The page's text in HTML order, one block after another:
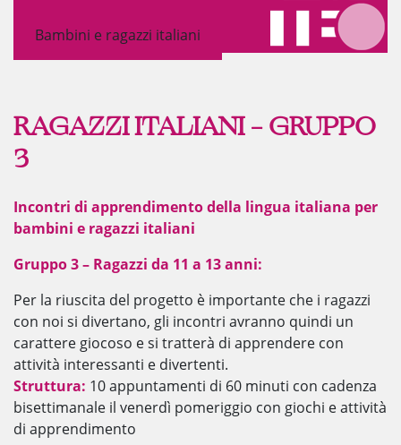
Bambini e ragazzi italiani
RAGAZZI ITALIANI – GRUPPO
3
Incontri di apprendimento della lingua italiana per
bambini e ragazzi italiani
Gruppo 3 – Ragazzi da 11 a 13 anni:
Per la riuscita del progetto è importante che i ragazzi
con noi si divertano, gli incontri avranno quindi un
carattere giocoso e si tratterà di apprendere con
attività interessanti e divertenti.
Struttura: 10 appuntamenti di 60 minuti con cadenza
bisettimanale il venerdì pomeriggio con giochi e attività
di apprendimento